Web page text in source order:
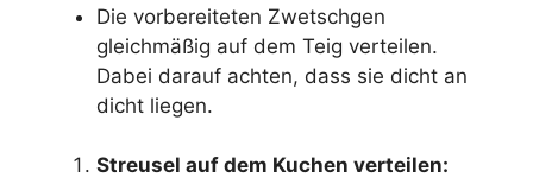
Die vorbereiteten Zwetschgen
gleichmäßig auf dem Teig verteilen.
Dabei darauf achten, dass sie dicht an
dicht liegen.
Streusel auf dem Kuchen verteilen: